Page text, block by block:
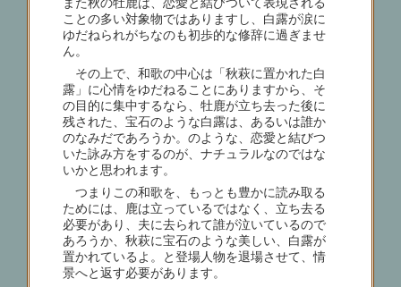
ことの多い対象物ではありますし、白露が涙に
ゆだねられがちなのも初歩的な修辞に過ぎませ
ん。
その上で、和歌の中心は「秋萩に置かれた白
露」に心情をゆだねることにありますから、そ
の目的に集中するなら、牡鹿が立ち去った後に
残された、宝石のような白露は、あるいは誰か
のなみだであろうか。のような、恋愛と結びつ
いた詠み方をするのが、ナチュラルなのではな
いかと思われます。
つまりこの和歌を、もっとも豊かに読み取る
ためには、鹿は立っているではなく、立ち去る
必要があり、夫に去られて誰が泣いているので
あろうか、秋萩に宝石のような美しい、白露が
置かれているよ。と登場人物を退場させて、情
景へと返す必要があります。